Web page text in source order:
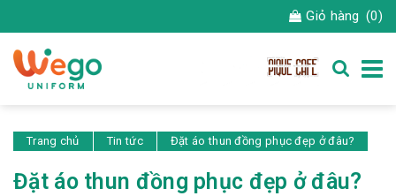
Giỏ hàng (0)
Trang chủ Tin tức Đặt áo thun đồng phục đẹp ở đâu?
Đặt áo thun đồng phục đẹp ở đâu?